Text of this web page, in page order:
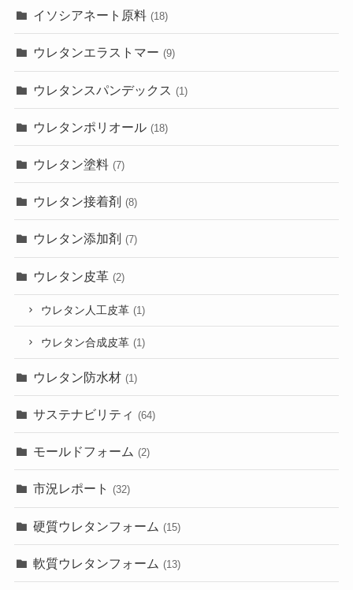
イソシアネート原料 (18)
ウレタンエラストマー (9)
ウレタンスパンデックス (1)
ウレタンポリオール (18)
ウレタン塗料 (7)
ウレタン接着剤 (8)
ウレタン添加剤 (7)
ウレタン皮革 (2)
ウレタン人工皮革 (1)
ウレタン合成皮革 (1)
ウレタン防水材 (1)
サステナビリティ (64)
モールドフォーム (2)
市況レポート (32)
硬質ウレタンフォーム (15)
軟質ウレタンフォーム (13)